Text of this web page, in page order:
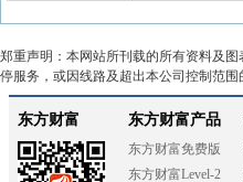
郑重声明：本网站所刊载的所有资料及
停服务，或因线路及超出本公司控制范